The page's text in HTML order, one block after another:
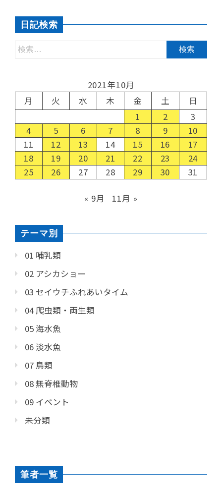
日記検索
2021年10月
月
火 水 木 金 土
日
1
2
3
4
5 6 7 8 9
10
11
12 13 14 15 16
17
18
19 20 21 22 23
24
25
26 27 28 29 30 31
« 9月 11月 »
テーマ別
01 哺乳類
02 アシカショー
03 セイウチふれあいタイム
04 爬虫類・両生類
05 海水魚
06 淡水魚
07 鳥類
08 無脊椎動物
09 イベント
未分類
筆者一覧